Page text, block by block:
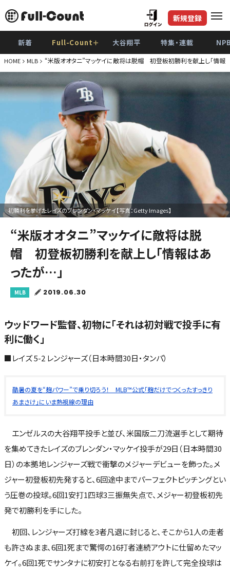
新規登録
新着 Full-Count＋ 大谷翔平 特集・連載
HOME MLB “米版オオタニ”マッケイに敵将は脱帽 初登板初勝利を献上し「情報
初勝利を挙げたレイズのブレンダン・マッケイ【写真：Getty Images】
“米版オオタニ”マッケイに敵将は脱
帽 初登板初勝利を献上し「情報はあ
ったが…」
MLB 2019.06.30
ウッドワード監督、初物に「それは初対戦で投手に有
利に働く」
■レイズ 5-2 レンジャーズ（日本時間30日・タンパ）
酷暑の夏を“麹パワー”で乗り切ろう！ MLB™公式「麹だけでつくったすっきり
あまさけ」にいま熱視線の理由
エンゼルスの大谷翔平投手と並び、米国版二刀流選手として期待
を集めてきたレイズのブレンダン・マッケイ投手が29日（日本時間30
日）の本拠地レンジャーズ戦で衝撃のメジャーデビューを飾った。メ
ジャー初登板初先発すると、6回途中までパーフェクトピッチングとい
う圧巻の投球。6回1安打1四球3三振無失点で、メジャー初登板初先
発で初勝利を手にした。
初回、レンジャーズ打線を3者凡退に封じると、そこから1人の走者
も許さぬまま、6回1死まで驚愕の16打者連続アウトに仕留めたマッ
ケイ。6回1死でサンタナに初安打となる右前打を許して完全投球は